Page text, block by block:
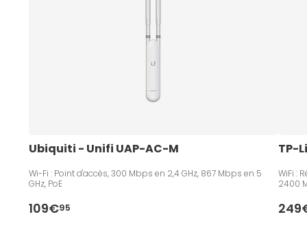
Ubiquiti - Unifi UAP-AC-M
Wi-Fi : Point d'accès, 300 Mbps en 2,4 GHz, 867 Mbps en 5
GHz, PoE
109€95
TP-
WiFi :
2400